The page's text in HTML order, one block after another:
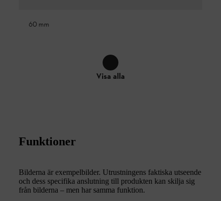
60 mm
Visa alla
Funktioner
Bilderna är exempelbilder. Utrustningens faktiska utseende
och dess specifika anslutning till produkten kan skilja sig
från bilderna – men har samma funktion.